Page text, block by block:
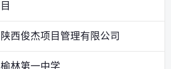
目
陕西俊杰项目管理有限公司
榆林第一中学